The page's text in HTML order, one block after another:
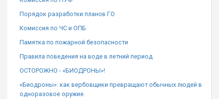
Порядок разработки планов ГО
Комиссия по ЧС и ОПБ
Памятка по пожарной безопасности
Правила поведения на воде в летний период
ОСТОРОЖНО - «БИОДРОНЫ»!
«Биодроны»: как вербовщики превращают обычных людей в
одноразовое оружие.